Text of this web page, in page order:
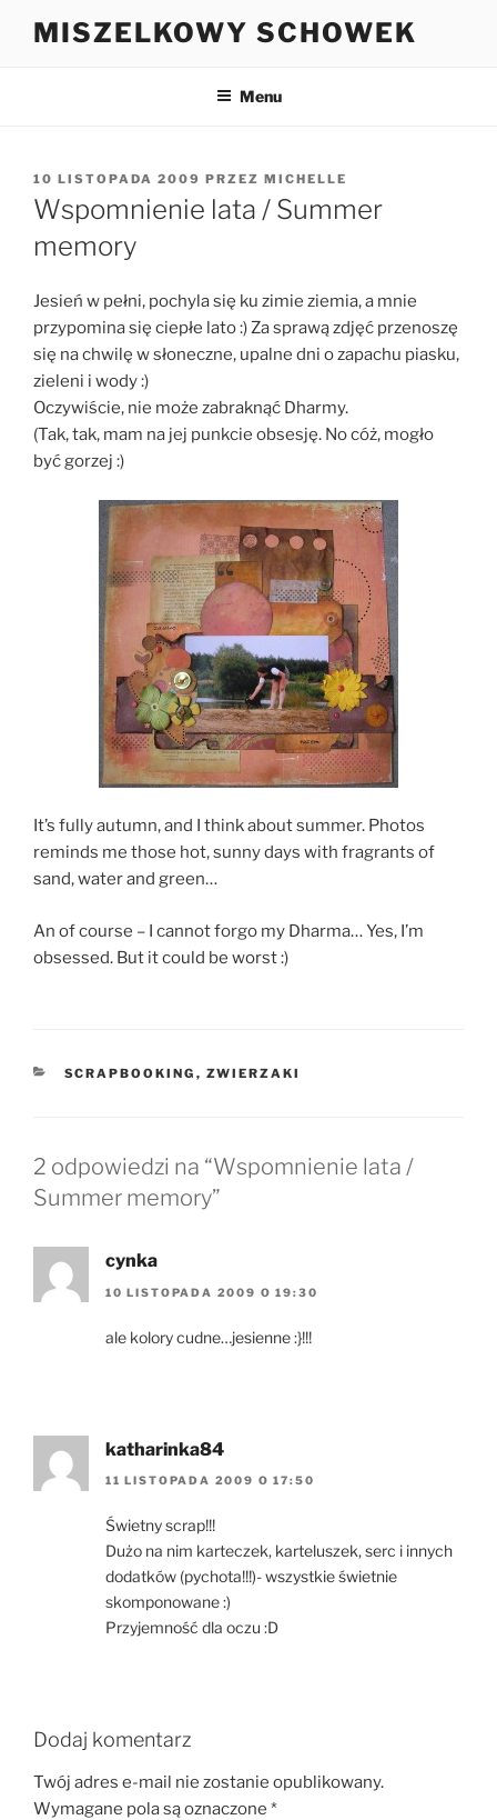
MISZELKOWY SCHOWEK
Menu
OPUBLIKOWANE
W
10 LISTOPADA 2009 PRZEZ MICHELLE
Wspomnienie lata / Summer
memory
Jesień w pełni, pochyla się ku zimie ziemia, a mnie
przypomina się ciepłe lato :) Za sprawą zdjęć przenoszę
się na chwilę w słoneczne, upalne dni o zapachu piasku,
zieleni i wody :)
Oczywiście, nie może zabraknąć Dharmy.
(Tak, tak, mam na jej punkcie obsesję. No cóż, mogło
być gorzej :)
It’s fully autumn, and I think about summer. Photos
reminds me those hot, sunny days with fragrants of
sand, water and green…
An of course – I cannot forgo my Dharma… Yes, I’m
obsessed. But it could be worst :)
KATEGORIE
SCRAPBOOKING , ZWIERZAKI
2 odpowiedzi na “Wspomnienie lata /
Summer memory”
cynka
10 LISTOPADA 2009 O 19:30
ale kolory cudne…jesienne :}!!!
katharinka84
11 LISTOPADA 2009 O 17:50
Świetny scrap!!!
Dużo na nim karteczek, karteluszek, serc i innych
dodatków (pychota!!!)- wszystkie świetnie
skomponowane :)
Przyjemność dla oczu :D
Dodaj komentarz
Twój adres e-mail nie zostanie opublikowany.
Wymagane pola są oznaczone *